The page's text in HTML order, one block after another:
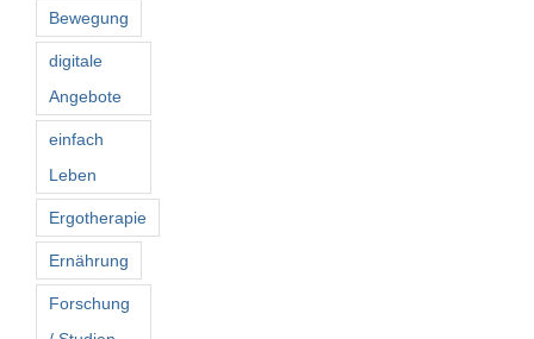
Bewegung
digitale
Angebote
einfach
Leben
Ergotherapie
Ernährung
Forschung